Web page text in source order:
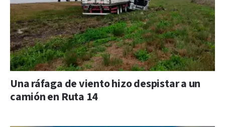
Una ráfaga de viento hizo despistar a un
camión en Ruta 14